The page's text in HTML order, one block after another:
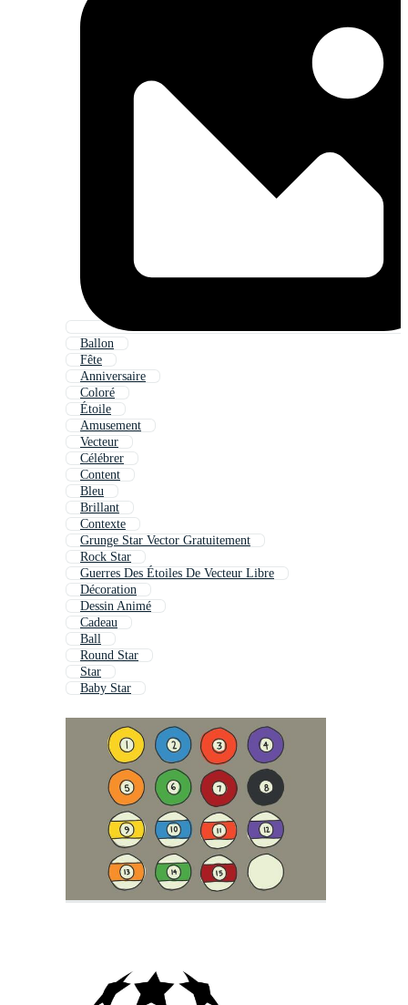
Ballon
Fête
Anniversaire
Coloré
Étoile
Amusement
Vecteur
Célébrer
Content
Bleu
Brillant
Contexte
Grunge Star Vector Gratuitement
Rock Star
Guerres Des Étoiles De Vecteur Libre
Décoration
Dessin Animé
Cadeau
Ball
Round Star
Star
Baby Star